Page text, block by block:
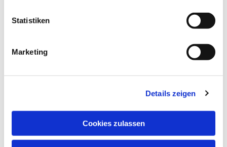
Statistiken
Marketing
Details zeigen
Cookies zulassen